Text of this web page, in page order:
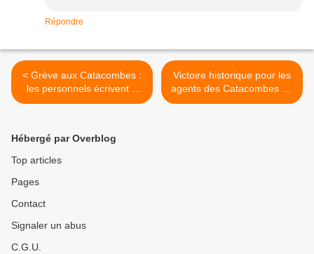
Répondre
< Grève aux Catacombes :
les personnels écrivent à
Anne Hidalgo pour sortir du
Victoire historique pour les
agents des Catacombes de
Paris après sept semaines
Hébergé par Overblog
Top articles
Pages
Contact
Signaler un abus
C.G.U.